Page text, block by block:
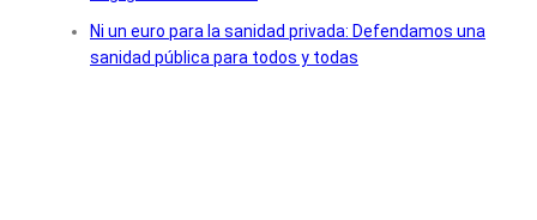
Ni un euro para la sanidad privada: Defendamos una
sanidad pública para todos y todas